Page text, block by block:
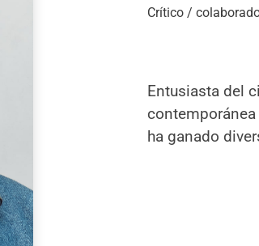
Crítico /
Entusiasta del
ha ganado